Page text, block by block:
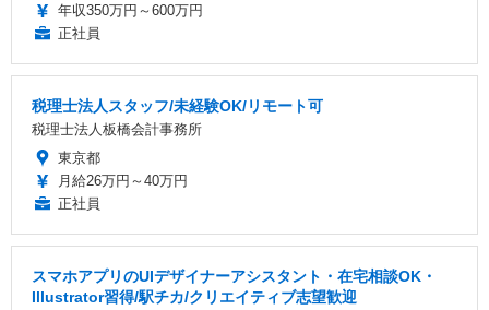
年収350万円～600万円
正社員
税理士法人スタッフ/未経験OK/リモート可
税理士法人板橋会計事務所
東京都
月給26万円～40万円
正社員
スマホアプリのUIデザイナーアシスタント・在宅相談OK・
Illustrator習得/駅チカ/クリエイティブ志望歓迎